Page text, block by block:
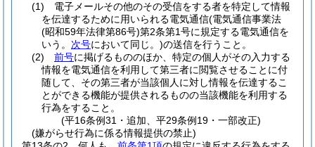
(1)
電子メールその他のその受信をする者を特定して情報
を伝達するために用いられる電気通信(電気通信事業法
(昭和59年法律第86号)第2条第1号に規定する電気通信を
いう。 次号において同じ。)の送信を行うこと。
(2)
前号に掲げるもののほか、特定の個人がその入力する
情報を電気通信を利用して第三者に閲覧させることに付
随して、その第三者が当該個人に対し情報を伝達するこ
とができる機能が提供されるものの当該機能を利用する
行為をすること。
(平16条例31・追加、平29条例19・一部改正)
(嫌がらせ行為に係る情報提供の禁止)